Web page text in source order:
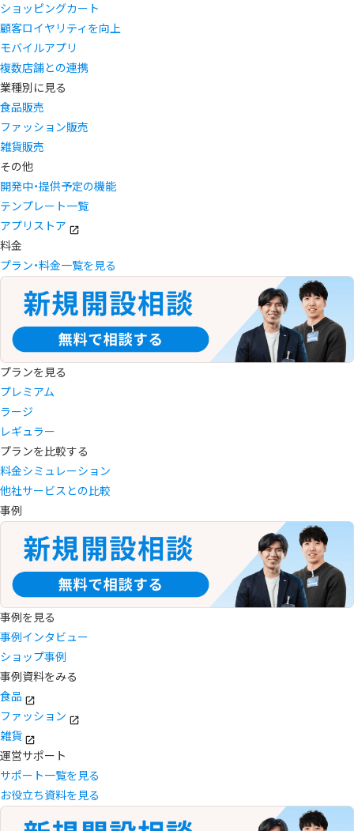
ショッピングカート
顧客ロイヤリティを向上
モバイルアプリ
複数店舗との連携
業種別に見る
食品販売
ファッション販売
雑貨販売
その他
開発中・提供予定の機能
テンプレート一覧
アプリストア
料金
プラン・料金一覧を見る
プランを見る
プレミアム
ラージ
レギュラー
プランを比較する
料金シミュレーション
他社サービスとの比較
事例
事例を見る
事例インタビュー
ショップ事例
事例資料をみる
食品
ファッション
雑貨
運営サポート
サポート一覧を見る
お役立ち資料を見る